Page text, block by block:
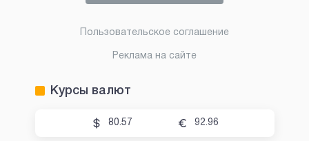
Пользовательское соглашение
Реклама на сайте
Курсы валют
80.57 92.96